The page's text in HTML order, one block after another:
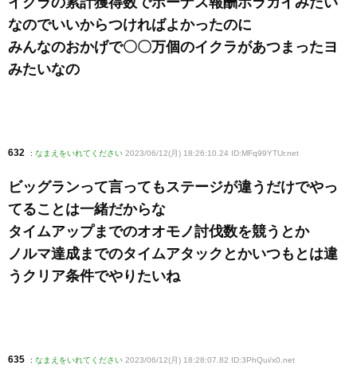
なのでいいからつければよかったのに
みんなのおかげで〇〇万個のイクラがあつまったヨ
みたいなの
632 : なまえをいれてください 2023/06/12(月) 18:26:10.24 ID:MFq99YTUr.net
ビッグランって言ってもステージが違うだけでやっ
てることは一緒だからな
タイムアップまでのオオモノ討伐数を競うとか
ノルマ達成までのタイムアタックとかいつもとは違
うクリア条件でやりたいね
635 : なまえをいれてください 2023/06/12(月) 18:28:07.82 ID:3PhQui/x0 .net